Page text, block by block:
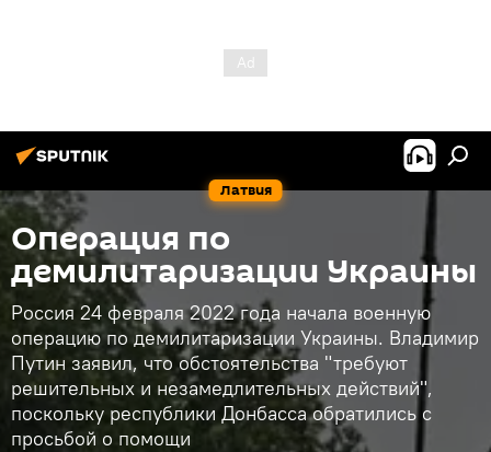
Латвия
Операция по
демилитаризации Украины
Россия 24 февраля 2022 года начала военную
операцию по демилитаризации Украины. Владимир
Путин заявил, что обстоятельства "требуют
решительных и незамедлительных действий",
поскольку республики Донбасса обратились с
просьбой о помощи